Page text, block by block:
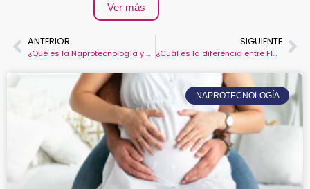
Ver más
ANTERIOR
¿Qué es la Naprotecnología y por qué muchas parejas la prefieren sobre la FIV?
SIGUIENTE
¿Cuál es la diferencia entre FIV e inseminación artificial? Pros y contras
NAPROTECNOLOGÍA